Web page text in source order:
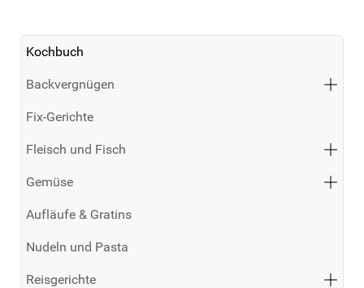
Kochbuch
Backvergnügen
Fix-Gerichte
Fleisch und Fisch
Gemüse
Aufläufe & Gratins
Nudeln und Pasta
Reisgerichte